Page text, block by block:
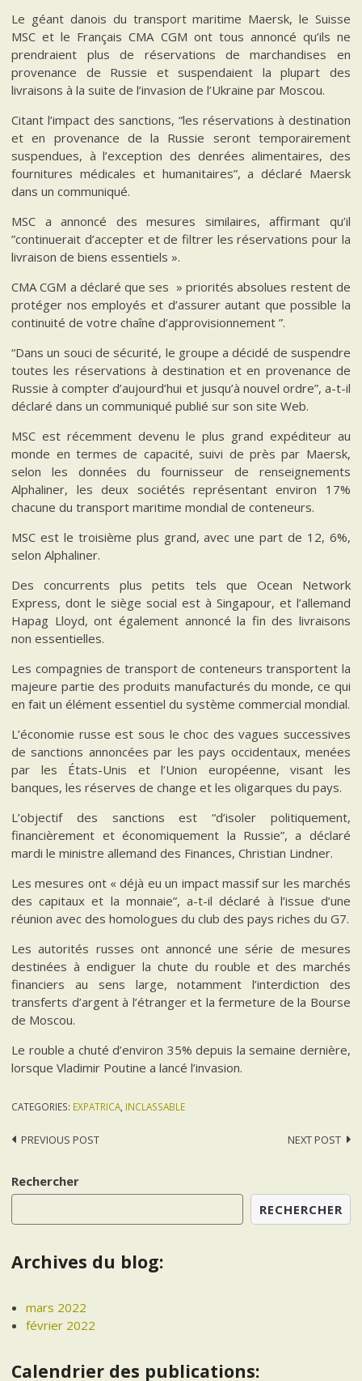
Le géant danois du transport maritime Maersk, le Suisse
MSC et le Français CMA CGM ont tous annoncé qu’ils ne
prendraient plus de réservations de marchandises en
provenance de Russie et suspendaient la plupart des
livraisons à la suite de l’invasion de l’Ukraine par Moscou.
Citant l’impact des sanctions, “les réservations à destination
et en provenance de la Russie seront temporairement
suspendues, à l’exception des denrées alimentaires, des
fournitures médicales et humanitaires”, a déclaré Maersk
dans un communiqué.
MSC a annoncé des mesures similaires, affirmant qu’il
”continuerait d’accepter et de filtrer les réservations pour la
livraison de biens essentiels ».
CMA CGM a déclaré que ses » priorités absolues restent de
protéger nos employés et d’assurer autant que possible la
continuité de votre chaîne d’approvisionnement ”.
“Dans un souci de sécurité, le groupe a décidé de suspendre
toutes les réservations à destination et en provenance de
Russie à compter d’aujourd’hui et jusqu’à nouvel ordre”, a-t-il
déclaré dans un communiqué publié sur son site Web.
MSC est récemment devenu le plus grand expéditeur au
monde en termes de capacité, suivi de près par Maersk,
selon les données du fournisseur de renseignements
Alphaliner, les deux sociétés représentant environ 17%
chacune du transport maritime mondial de conteneurs.
MSC est le troisième plus grand, avec une part de 12, 6%,
selon Alphaliner.
Des concurrents plus petits tels que Ocean Network
Express, dont le siège social est à Singapour, et l’allemand
Hapag Lloyd, ont également annoncé la fin des livraisons
non essentielles.
Les compagnies de transport de conteneurs transportent la
majeure partie des produits manufacturés du monde, ce qui
en fait un élément essentiel du système commercial mondial.
L’économie russe est sous le choc des vagues successives
de sanctions annoncées par les pays occidentaux, menées
par les États-Unis et l’Union européenne, visant les
banques, les réserves de change et les oligarques du pays.
L’objectif des sanctions est “d’isoler politiquement,
financièrement et économiquement la Russie”, a déclaré
mardi le ministre allemand des Finances, Christian Lindner.
Les mesures ont « déjà eu un impact massif sur les marchés
des capitaux et la monnaie”, a-t-il déclaré à l’issue d’une
réunion avec des homologues du club des pays riches du G7.
Les autorités russes ont annoncé une série de mesures
destinées à endiguer la chute du rouble et des marchés
financiers au sens large, notamment l’interdiction des
transferts d’argent à l’étranger et la fermeture de la Bourse
de Moscou.
Le rouble a chuté d’environ 35% depuis la semaine dernière,
lorsque Vladimir Poutine a lancé l’invasion.
CATEGORIES: EXPATRICA INCLASSABLE
Post
PREVIOUS POST NEXT POST
Rechercher
RECHERCHER
Archives du blog:
mars 2022
février 2022
Calendrier des publications: